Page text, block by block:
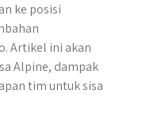
ke posisi
Artikel ini akan
Alpine, dampak
tim untuk sisa